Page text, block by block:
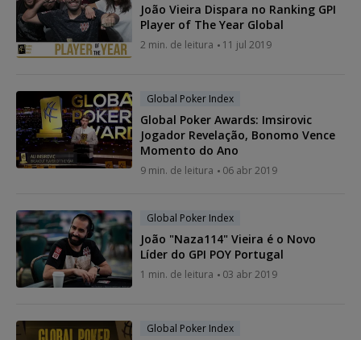
João Vieira Dispara no Ranking GPI
Player of The Year Global
2 min. de leitura 11 jul 2019
Global Poker Index
Global Poker Awards: Imsirovic
Jogador Revelação, Bonomo Vence
Momento do Ano
9 min. de leitura 06 abr 2019
Global Poker Index
João "Naza114" Vieira é o Novo
Líder do GPI POY Portugal
1 min. de leitura 03 abr 2019
Global Poker Index